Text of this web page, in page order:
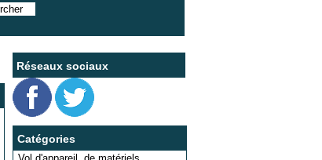
Réseaux sociaux
Catégories